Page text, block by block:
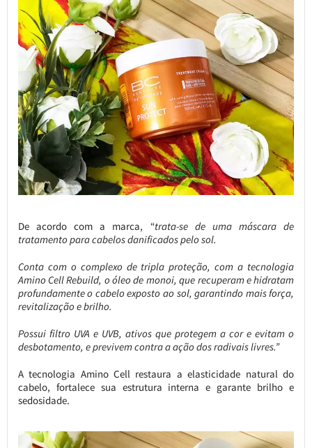
De acordo com a marca, “trata-se de uma máscara de
tratamento para cabelos danificados pelo sol.
Conta com o complexo de tripla proteção, com a tecnologia
Amino Cell Rebuild, o óleo de monoi, que recuperam e hidratam
profundamente o cabelo exposto ao sol, garantindo mais força,
revitalização e brilho.
Possui filtro UVA e UVB, ativos que protegem a cor e evitam o
desbotamento, e previvem contra a ação dos radivais livres.”
A tecnologia Amino Cell restaura a elasticidade natural do
cabelo, fortalece sua estrutura interna e garante brilho e
sedosidade.